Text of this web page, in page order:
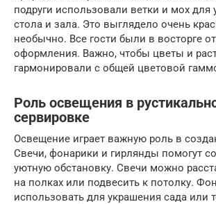
подруги использовали ветки и мох для
стола и зала. Это выглядело очень
необычно. Все гости были в восторге
оформления. Важно, чтобы цветы и
гармонировали с общей цветовой
Роль освещения в
сервировке
Освещение играет важную роль в
Свечи, фонарики и гирлянды помогут
уютную обстановку. Свечи можно
на полках или подвесить к потолку.
использовать для украшения сада или